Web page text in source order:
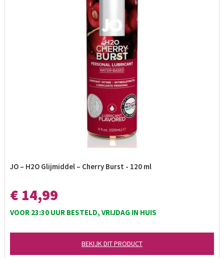
JO – H2O Glijmiddel – Cherry Burst - 120 ml
€ 14,99
VOOR 23:30 UUR BESTELD, VRIJDAG IN HUIS
BEKIJK DIT PRODUCT